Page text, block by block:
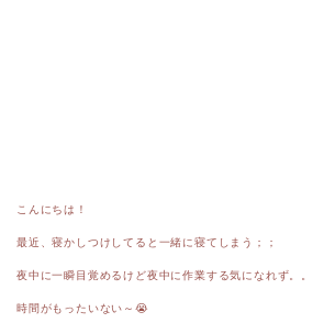
こんにちは！
最近、寝かしつけしてると一緒に寝てしまう；；
夜中に一瞬目覚めるけど夜中に作業する気になれず。。
時間がもったいない～😭